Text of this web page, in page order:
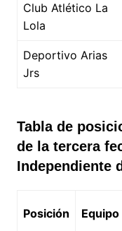
Club Atlético La
Lola
Deportivo Arias
Jrs
Tabla de
de la tercera
Independiente
Posición Equipo